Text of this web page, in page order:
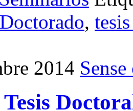
Doctorado,
2014